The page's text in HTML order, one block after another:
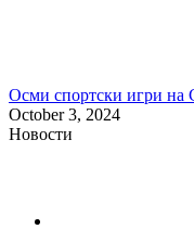
Осми спортски игри
October 3, 2024
Новости